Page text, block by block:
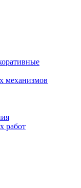
механизмов
работ